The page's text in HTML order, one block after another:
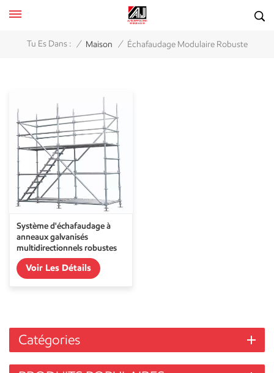
Tu Es Dans : / Maison / Échafaudage Modulaire Robuste
Système d'échafaudage à
anneaux galvanisés
multidirectionnels robustes
Voir Les Détails
Catégories